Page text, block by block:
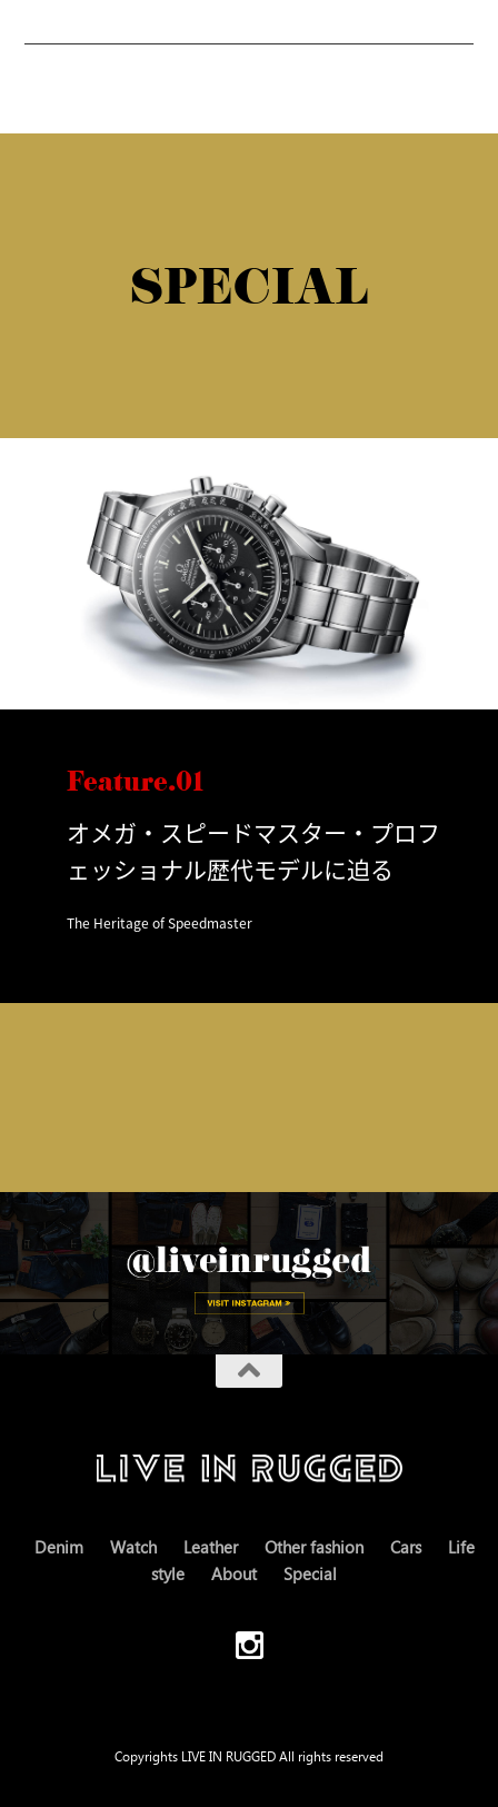
SPECIAL
Feature.01
オメガ・スピードマスター・プロフ
ェッショナル歴代モデルに迫る
The Heritage of Speedmaster
Denim Watch Leather Other fashion Cars
Life
style
About Special
Copyrights LIVE IN RUGGED All rights reserved